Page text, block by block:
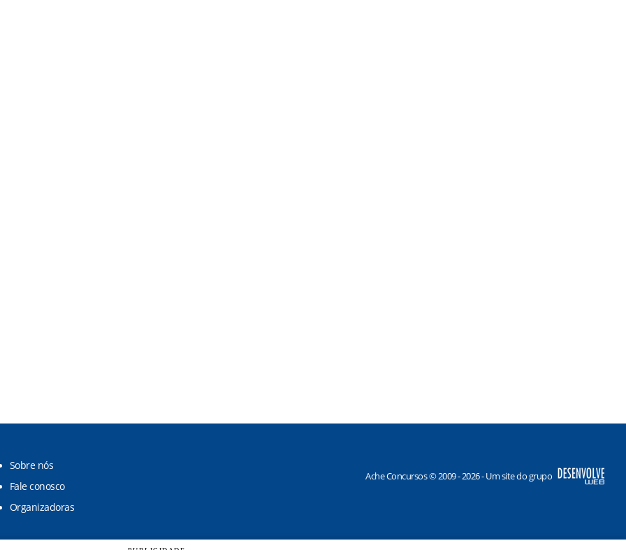
Sobre nós
Fale conosco
Organizadoras
Ache Concursos © 2009 - 2026 - Um site do grupo